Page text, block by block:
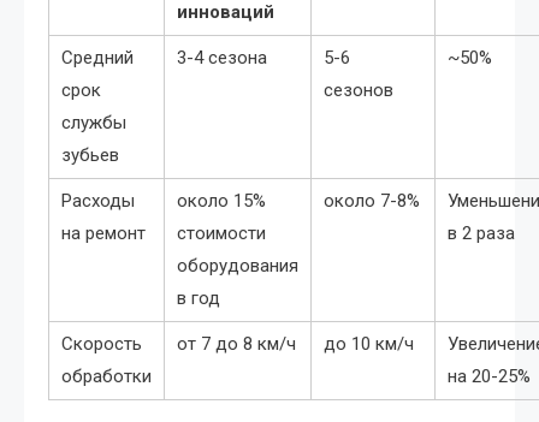
инноваций
Средний
срок
службы
зубьев
3-4 сезона
5-6
сезонов
~50%
Расходы
на ремонт
около 15%
стоимости
оборудования
в год
около 7-8%
в 2 раза
Скорость
обработки
от 7 до 8 км/ч до 10 км/ч
на 20-25%